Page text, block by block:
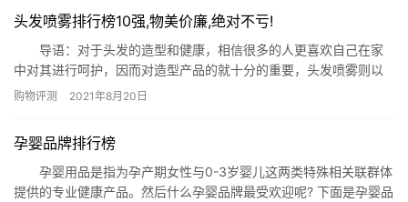
头发喷雾排行榜10强,物美价廉,绝对不亏!
导语：对于头发的造型和健康，相信很多的人更喜欢自己在家
中对其进行呵护，因而对造型产品的就十分的重要，头发喷雾则以
极佳极方便的特点备受大众的青睐，那么哪些头发喷雾比较好呢?下
烫喷雾 3、如新丝昂持久造型喷雾 4、欧…
购物评测 2021年8月20日
孕婴品牌排行榜
孕婴用品是指为孕产期女性与0-3岁婴儿这两类特殊相关联群体
提供的专业健康产品。然后什么孕婴品牌最受欢迎呢? 下面是孕婴品